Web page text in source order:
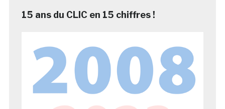
15 ans du CLIC en 15 chiffres !